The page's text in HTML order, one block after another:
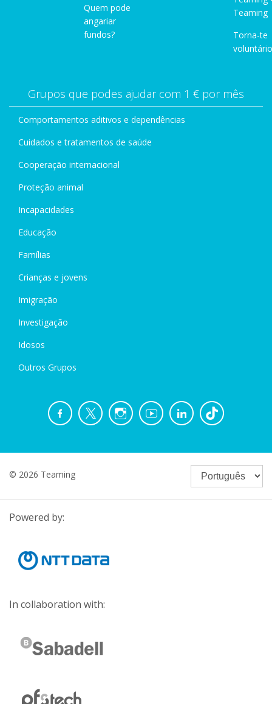
Quem pode
angariar
fundos?
Teaming
Torna-te
Grupos que podes ajudar com 1 € por mês
Comportamentos aditivos e dependências
Cuidados e tratamentos de saúde
Cooperação internacional
Proteção animal
Incapacidades
Educação
Famílias
Crianças e jovens
Imigração
Investigação
Idosos
Outros Grupos
© 2026 Teaming
Powered by:
In collaboration with: